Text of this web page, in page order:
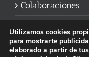
Colaboraciones
Utilizamos cookies
para mostrarte
elaborado a partir de